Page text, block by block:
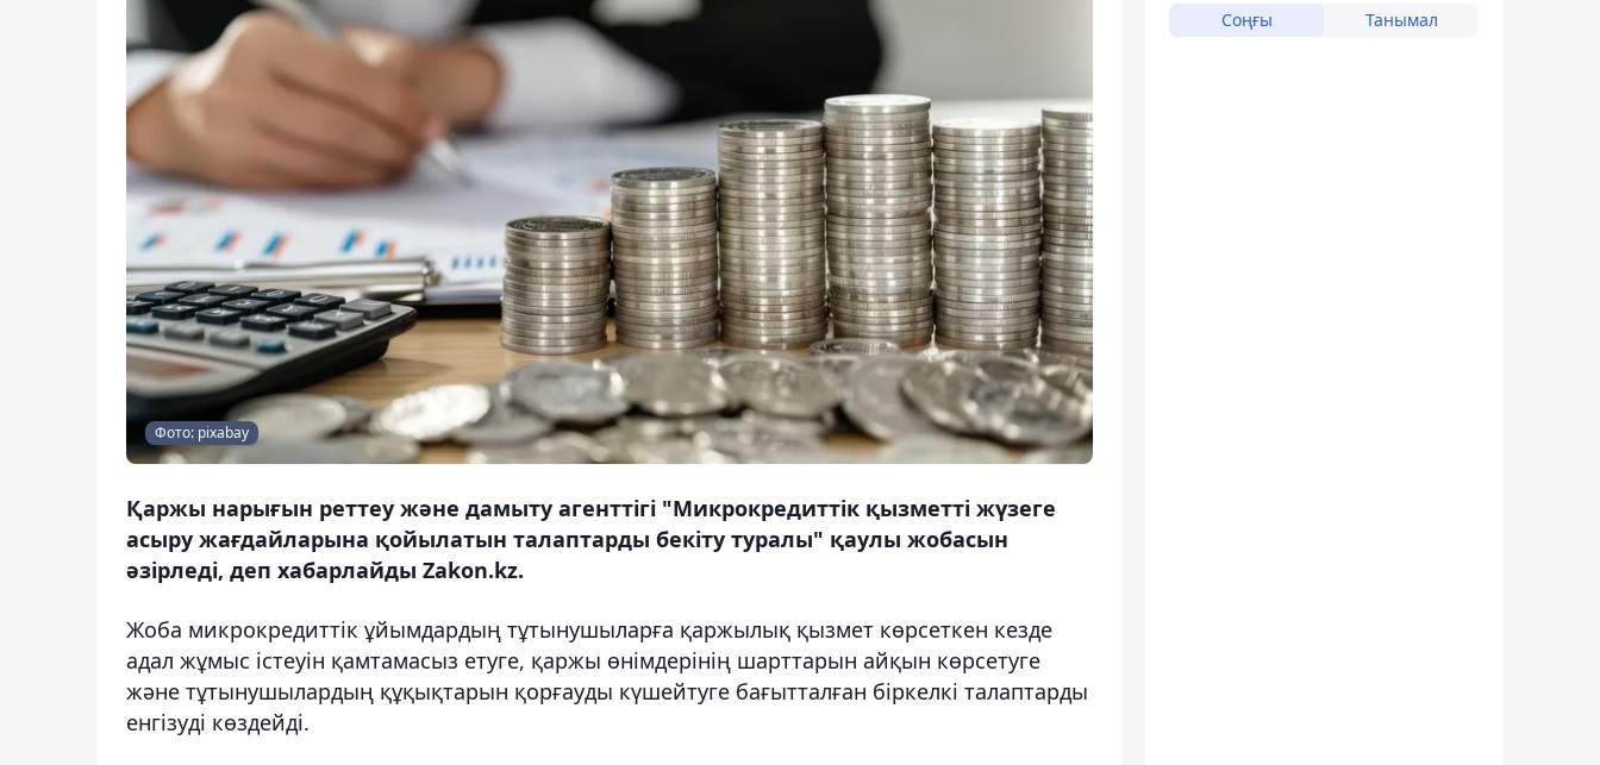
Фото: pixabay
Қаржы нарығын реттеу және дамыту агенттігі "Микрокредиттік қызметті жүзеге
асыру жағдайларына қойылатын талаптарды бекіту туралы" қаулы жобасын
әзірледі, деп хабарлайды Zakon.kz.
Жоба микрокредиттік ұйымдардың тұтынушыларға қаржылық қызмет көрсеткен кезде
адал жұмыс істеуін қамтамасыз етуге, қаржы өнімдерінің шарттарын айқын көрсетуге
және тұтынушылардың құқықтарын қорғауды күшейтуге бағытталған біркелкі талаптарды
енгізуді көздейді.
Соңғы Танымал